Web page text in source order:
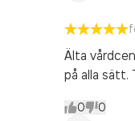
Älta
på alla sätt.
0 0